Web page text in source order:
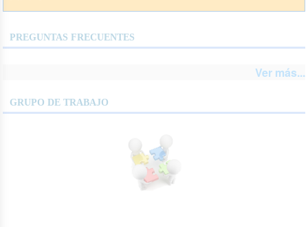
PREGUNTAS FRECUENTES
Ver más...
GRUPO DE TRABAJO